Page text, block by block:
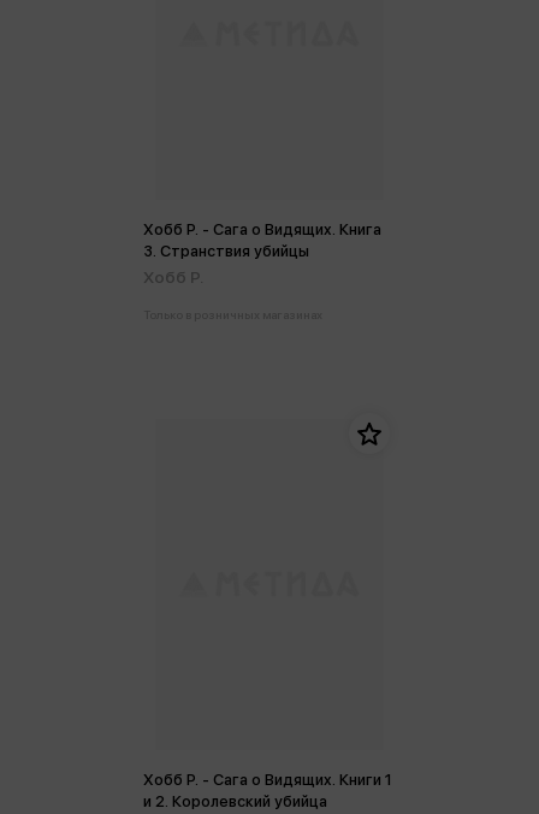
Хобб Р. - Сага о Видящих. Книга
3. Странствия убийцы
Хобб Р.
Хобб Р. - Сага о Видящих. Книги 1
и 2. Королевский убийца